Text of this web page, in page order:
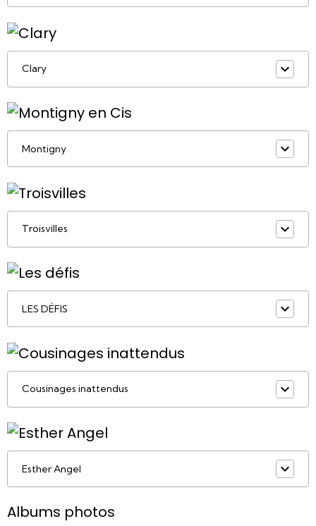
Clary
Montigny
Troisvilles
LES DÉFIS
Cousinages inattendus
Esther Angel
Albums photos